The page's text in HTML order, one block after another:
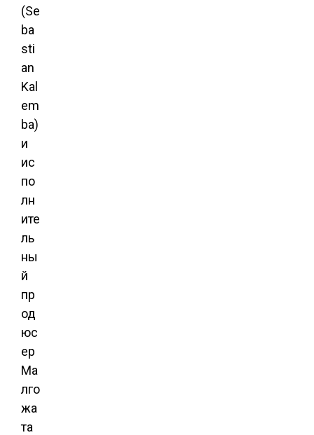
(Se
ba
sti
an
Kal
em
ba)
и
ис
по
лн
ите
ль
ны
й
пр
од
юс
ер
Ма
лго
жа
та